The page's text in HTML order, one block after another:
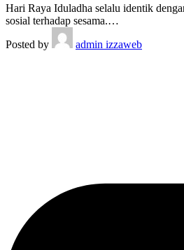
Hari Raya Iduladha selalu identik
sosial terhadap sesama.…
Posted by
admin izzaweb